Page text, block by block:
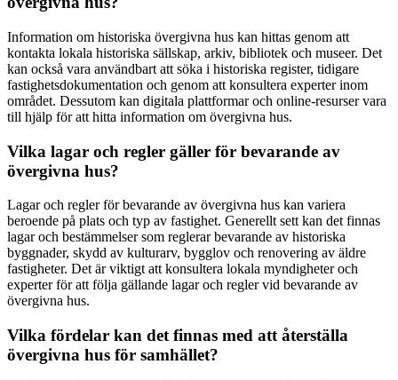
Information om historiska övergivna hus kan hittas genom att
kontakta lokala historiska sällskap, arkiv, bibliotek och museer. Det
kan också vara användbart att söka i historiska register, tidigare
fastighetsdokumentation och genom att konsultera experter inom
området. Dessutom kan digitala plattformar och online-resurser vara
till hjälp för att hitta information om övergivna hus.
Vilka lagar och regler gäller för bevarande av
övergivna hus?
Lagar och regler för bevarande av övergivna hus kan variera
beroende på plats och typ av fastighet. Generellt sett kan det finnas
lagar och bestämmelser som reglerar bevarande av historiska
byggnader, skydd av kulturarv, bygglov och renovering av äldre
fastigheter. Det är viktigt att konsultera lokala myndigheter och
experter för att följa gällande lagar och regler vid bevarande av
övergivna hus.
Vilka fördelar kan det finnas med att återställa
övergivna hus för samhället?